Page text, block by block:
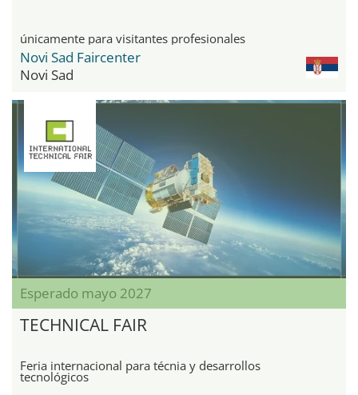
únicamente para visitantes profesionales
Novi Sad Faircenter
Novi Sad
Esperado mayo 2027
TECHNICAL FAIR
Feria internacional para técnia y desarrollos
tecnológicos